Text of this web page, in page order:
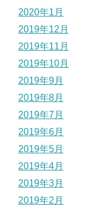
2020年1月
2019年12月
2019年11月
2019年10月
2019年9月
2019年8月
2019年7月
2019年6月
2019年5月
2019年4月
2019年3月
2019年2月